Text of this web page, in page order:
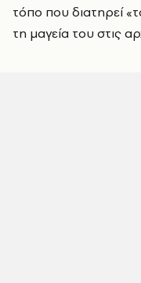
τόπο που διατηρεί
τη μαγεία του στις